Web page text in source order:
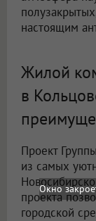
настоящим
Жилой
в
Проект
из самых
проекта
городской